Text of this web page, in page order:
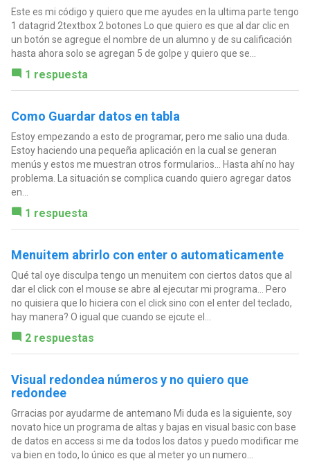
Este es mi código y quiero que me ayudes en la ultima parte tengo
1 datagrid 2textbox 2 botones Lo que quiero es que al dar clic en
un botón se agregue el nombre de un alumno y de su calificación
hasta ahora solo se agregan 5 de golpe y quiero que se...
1 respuesta
Como Guardar datos en tabla
Estoy empezando a esto de programar, pero me salio una duda.
Estoy haciendo una pequeña aplicación en la cual se generan
menús y estos me muestran otros formularios... Hasta ahí no hay
problema. La situación se complica cuando quiero agregar datos
en...
1 respuesta
Menuitem abrirlo con enter o automaticamente
Qué tal oye disculpa tengo un menuitem con ciertos datos que al
dar el click con el mouse se abre al ejecutar mi programa... Pero
no quisiera que lo hiciera con el click sino con el enter del teclado,
hay manera? O igual que cuando se ejcute el...
2 respuestas
Visual redondea números y no quiero que
redondee
Grracias por ayudarme de antemano Mi duda es la siguiente, soy
novato hice un programa de altas y bajas en visual basic con base
de datos en access si me da todos los datos y puedo modificar me
va bien en todo, lo único es que al meter yo un numero...